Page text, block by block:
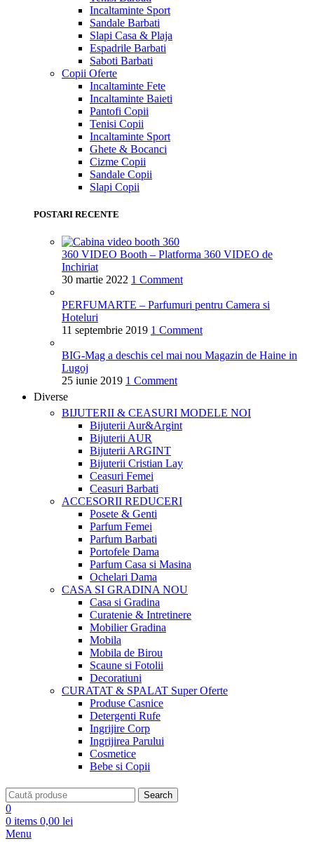
Incaltaminte Sport
Sandale Barbati
Slapi Casa & Plaja
Espadrile Barbati
Saboti Barbati
Copii Oferte
Incaltaminte Fete
Incaltaminte Baieti
Pantofi Copii
Tenisi Copii
Incaltaminte Sport
Ghete & Bocanci
Cizme Copii
Sandale Copii
Slapi Copii
POSTARI RECENTE
360 VIDEO Booth – Platforma 360 VIDEO de
Inchiriat
30 martie 2022 1 Comment
PERFUMARTE – Parfumuri pentru Camera si
Hoteluri
11 septembrie 2019 1 Comment
BIG-Mag a deschis cel mai nou Magazin de Haine in
Lugoj
25 iunie 2019 1 Comment
Diverse
BIJUTERII & CEASURI MODELE NOI
Bijuterii Aur&Argint
Bijuterii AUR
Bijuterii ARGINT
Bijuterii Cristian Lay
Ceasuri Femei
Ceasuri Barbati
ACCESORII REDUCERI
Posete & Genti
Parfum Femei
Parfum Barbati
Portofele Dama
Parfum Casa si Masina
Ochelari Dama
CASA SI GRADINANOU
Casa si Gradina
Curatenie & Intretinere
Mobilier Gradina
Mobila
Mobila de Birou
Scaune si Fotolii
Decoratiuni
CURATAT & SPALAT Super Oferte
Produse Casnice
Detergenti Rufe
Ingrijire Corp
Ingrijirea Parului
Cosmetice
Bebe si Copii
Search
0
0 items 0,00 lei
Menu